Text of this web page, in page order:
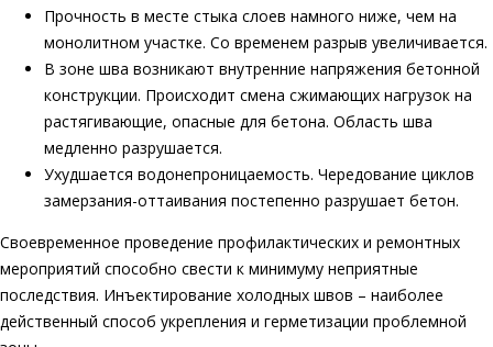
Прочность в месте стыка слоев намного ниже, чем на
монолитном участке. Со временем разрыв увеличивается.
В зоне шва возникают внутренние напряжения бетонной
конструкции. Происходит смена сжимающих нагрузок на
растягивающие, опасные для бетона. Область шва
медленно разрушается.
Ухудшается водонепроницаемость. Чередование циклов
замерзания-оттаивания постепенно разрушает бетон.
Своевременное проведение профилактических и ремонтных
мероприятий способно свести к минимуму неприятные
последствия. Инъектирование холодных швов – наиболее
действенный способ укрепления и герметизации проблемной